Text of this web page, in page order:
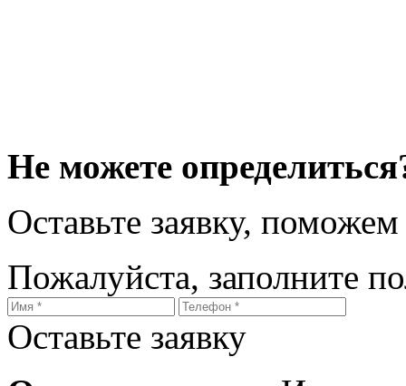
Не можете
Оставьте заявку,
Пожалуйста, заполните
Оставьте заявку